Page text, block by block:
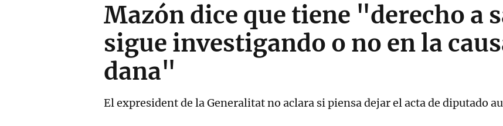
Mazón dice que tiene "derecho a
sigue investigando o no en la
dana"
El expresident de la Generalitat no aclara si piensa dejar el acta de diputado